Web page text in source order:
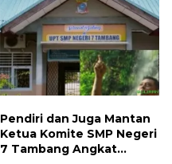
Pendiri dan Juga Mantan
Ketua Komite SMP Negeri
7 Tambang Angkat